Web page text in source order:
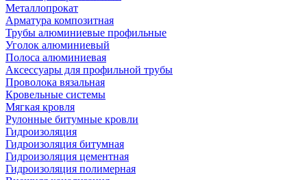
Металлопрокат
Арматура композитная
Трубы алюминиевые профильные
Уголок алюминиевый
Полоса алюминиевая
Аксессуары для профильной трубы
Проволока вязальная
Кровельные системы
Мягкая кровля
Рулонные битумные кровли
Гидроизоляция
Гидроизоляция битумная
Гидроизоляция цементная
Гидроизоляция полимерная